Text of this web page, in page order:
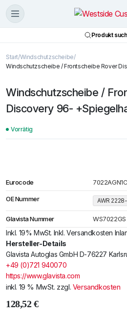
Produkt
Start Windschutzscheibe
Windschutzscheibe / Frontscheibe Rover
Windschutzscheibe /
Discovery 96-
Vorrätig
Eurocode 7022AGN1C
OE Nummer AWR
Glavista Nummer WS7022GS
Inkl. 19% MwSt. Inkl. Versandkosten
Hersteller-Details
Glavista Autoglas GmbH D-76227
+49 (0)721 940070
https://www.glavista.com
inkl. 19 % MwSt. zzgl. Versandkosten
128,52€